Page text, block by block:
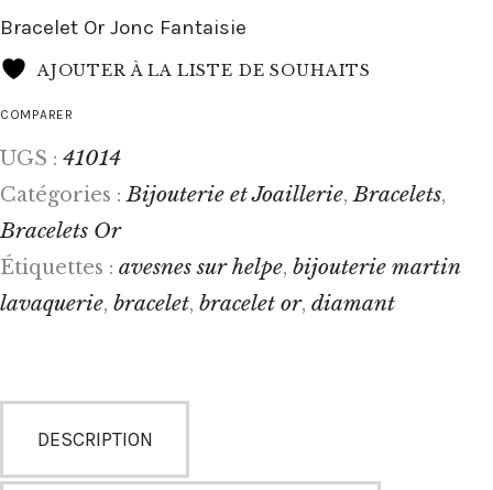
Bracelet Or Jonc Fantaisie
AJOUTER À LA LISTE DE SOUHAITS
COMPARER
UGS : 41014
Catégories :Bijouterie et Joaillerie,Bracelets,
Bracelets Or
Étiquettes : avesnes sur helpe, bijouterie martin
lavaquerie, bracelet, bracelet or, diamant
DESCRIPTION